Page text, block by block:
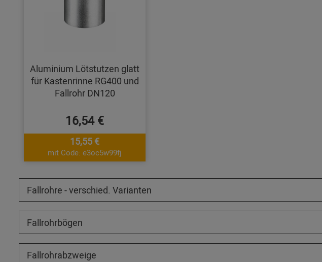
Aluminium Lötstutzen glatt
für Kastenrinne RG400 und
Fallrohr DN120
16,54 €
15,55 €
mit Code: e3oc5w99fj
Fallrohre - verschied. Varianten
Fallrohrbögen
Fallrohrabzweige